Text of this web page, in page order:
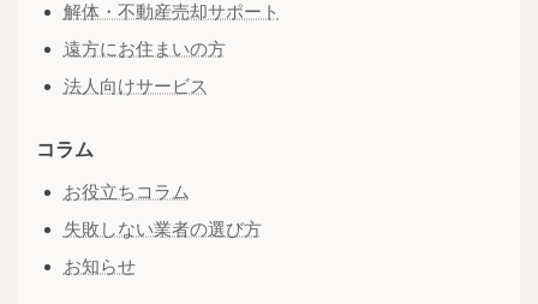
解体・不動産売却サポート
遠方にお住まいの方
法人向けサービス
コラム
お役立ちコラム
失敗しない業者の選び方
お知らせ